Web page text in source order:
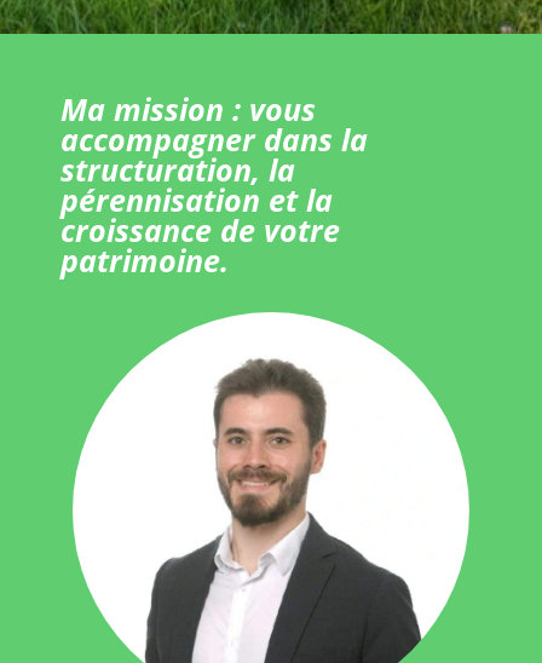
Ma mission : vous
accompagner dans la
structuration, la
pérennisation et la
croissance de votre
patrimoine.